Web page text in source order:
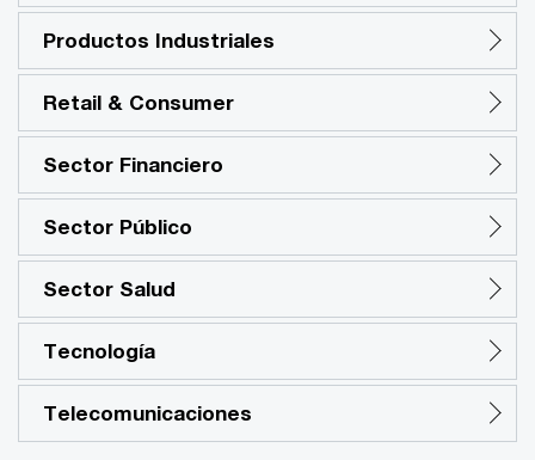
Productos Industriales
Retail & Consumer
Sector Financiero
Sector Público
Sector Salud
Tecnología
Telecomunicaciones